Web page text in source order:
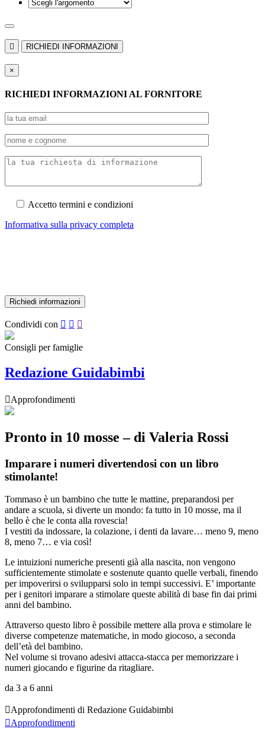
 RICHIEDI INFORMAZIONI
×
RICHIEDI INFORMAZIONI AL FORNITORE
Accetto termini e condizioni
Informativa sulla privacy completa
Condividi con   
Consigli per famiglie
Redazione Guidabimbi
Approfondimenti
Pronto in 10 mosse – di Valeria Rossi
Imparare i numeri divertendosi con un libro
stimolante!
Tommaso è un bambino che tutte le mattine, preparandosi per
andare a scuola, si diverte un mondo: fa tutto in 10 mosse, ma il
bello è che le conta alla rovescia!
I vestiti da indossare, la colazione, i denti da lavare… meno 9, meno
8, meno 7… e via così!
Le intuizioni numeriche presenti già alla nascita, non vengono
sufficientemente stimolate e sostenute quanto quelle verbali, finendo
per impoverirsi o svilupparsi solo in tempi successivi. E’ importante
per i genitori imparare a stimolare queste abilità di base fin dai primi
anni del bambino.
Attraverso questo libro è possibile mettere alla prova e stimolare le
diverse competenze matematiche, in modo giocoso, a seconda
dell’età del bambino.
Nel volume si trovano adesivi attacca-stacca per memorizzare i
numeri giocando e figurine da ritagliare.
da 3 a 6 anni
Approfondimenti di Redazione Guidabimbi
Approfondimenti